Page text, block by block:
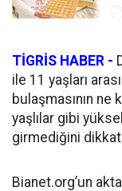
TİGRİS HABER -
ile 11 yaşları
bulaşmasının
yaşlılar gibi
girmediğini
Bianet.org’un